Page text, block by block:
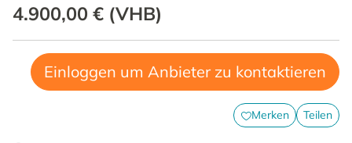
4.900,00 € (VHB)
Einloggen um Anbieter zu kontaktieren
Merken Teilen